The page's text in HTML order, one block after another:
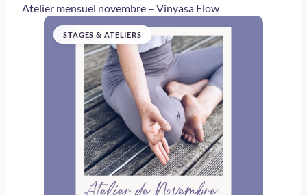
Atelier mensuel novembre – Vinyasa Flow
STAGES & ATELIERS